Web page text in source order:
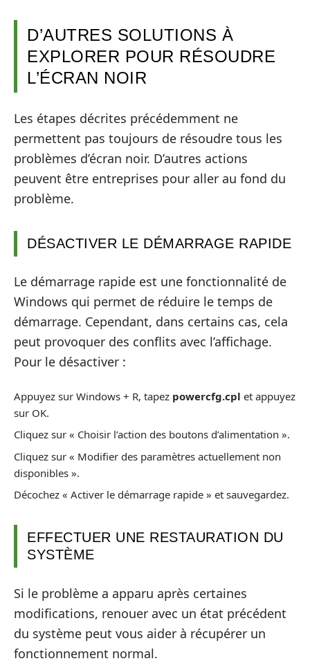
D’AUTRES SOLUTIONS À
EXPLORER POUR RÉSOUDRE
L’ÉCRAN NOIR
Les étapes décrites précédemment ne
permettent pas toujours de résoudre tous les
problèmes d’écran noir. D’autres actions
peuvent être entreprises pour aller au fond du
problème.
DÉSACTIVER LE DÉMARRAGE RAPIDE
Le démarrage rapide est une fonctionnalité de
Windows qui permet de réduire le temps de
démarrage. Cependant, dans certains cas, cela
peut provoquer des conflits avec l’affichage.
Pour le désactiver :
Appuyez sur Windows + R, tapez powercfg.cpl et appuyez
sur OK.
Cliquez sur « Choisir l’action des boutons d’alimentation ».
Cliquez sur « Modifier des paramètres actuellement non
disponibles ».
Décochez « Activer le démarrage rapide » et sauvegardez.
EFFECTUER UNE RESTAURATION DU
SYSTÈME
Si le problème a apparu après certaines
modifications, renouer avec un état précédent
du système peut vous aider à récupérer un
fonctionnement normal.